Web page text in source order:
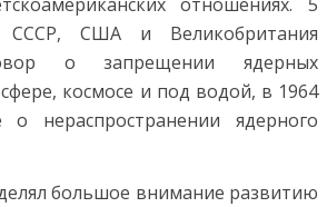
СССР, США и Великобритания
о запрещении ядерных
космосе и под водой, в 1964
нераспространении ядерного
большое внимание развитию